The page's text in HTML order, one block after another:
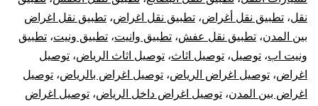
نقل، تطبيق نقل أغراض، تطبيق نقل اغراض، تطبيق نقل اغراض
بين المدن، تطبيق نقل عفش، تطبيق وانيت، تطبيق ونيت، تطبيق
ونيت اب، توصيل، توصيل اثاث، توصيل اثاث الرياض، توصيل
اغراض، توصيل اغراض الرياض، توصيل اغراض بالرياض، توصيل
اغراض بين المدن، توصيل اغراض داخل الرياض، توصيل اغراض